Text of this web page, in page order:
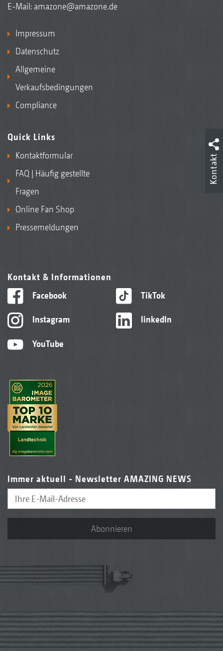
E-Mail: amazone@amazone.de
Impressum
Datenschutz
Allgemeine
Verkaufsbedingungen
Compliance
Quick Links
Kontaktformular
FAQ | Häufig gestellte
Fragen
Online Fan Shop
Pressemeldungen
Kontakt & Informationen
Facebook
Instagram
YouTube
TikTok
linkedIn
Immer aktuell - Newsletter AMAZING NEWS
Abonnieren
Kontakt